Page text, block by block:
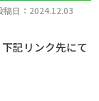
稿日：2024.12.03
記リンク先にて